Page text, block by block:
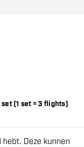
(1 set = 3 flights)
Deze kunnen